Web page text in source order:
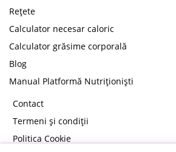
Rețete
Calculator necesar caloric
Calculator grăsime corporală
Blog
Manual Platformă Nutriționiști
Contact
Termeni și condiții
Politica Cookie